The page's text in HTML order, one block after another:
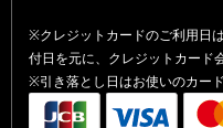
※クレジットカードのご利用日
付日を元に、クレジットカード
※引き落とし日はお使いのカー